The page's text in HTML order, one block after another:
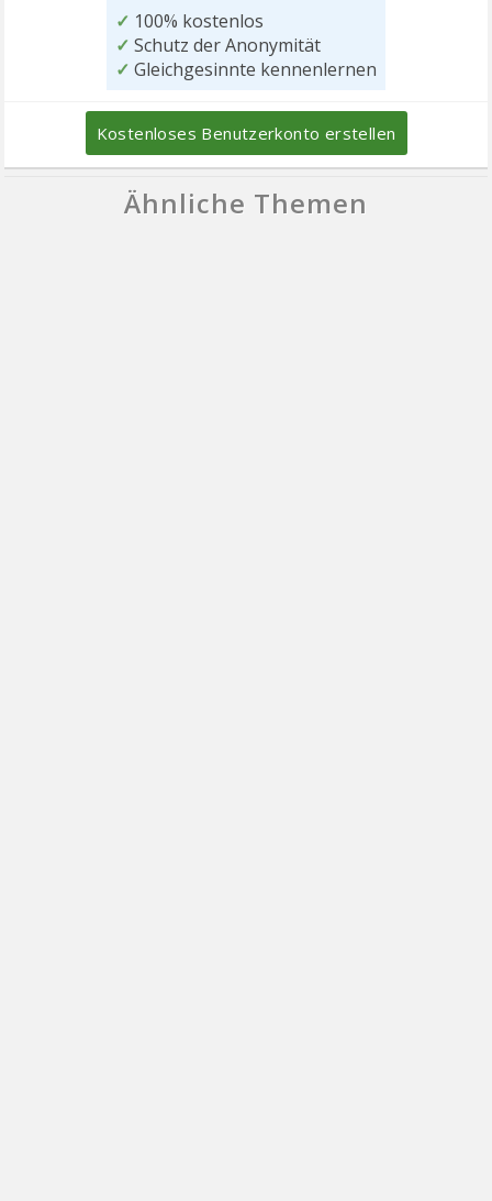
✓ 100% kostenlos
✓ Schutz der Anonymität
✓ Gleichgesinnte kennenlernen
Kostenloses Benutzerkonto erstellen
Ähnliche Themen